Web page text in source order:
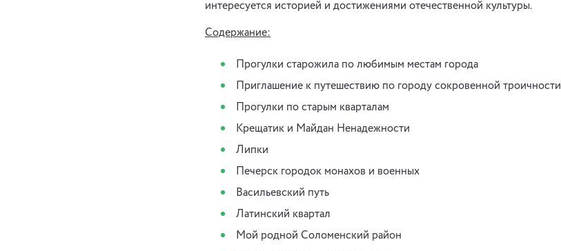
интересуется историей и достижениями отечественной культуры.
Cодержание:
Прогулки старожила по любимым местам города
Приглашение к путешествию по городу сокровенной троичности
Прогулки по старым кварталам
Крещатик и Майдан Ненадежности
Липки
Печерск городок монахов и военных
Васильевский путь
Латинский квартал
Мой родной Соломенский район